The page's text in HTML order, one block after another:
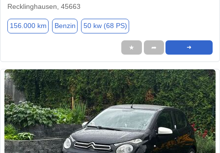
Recklinghausen, 45663
156.000 km Benzin 50 kw (68 PS)
★ ➦ ➜